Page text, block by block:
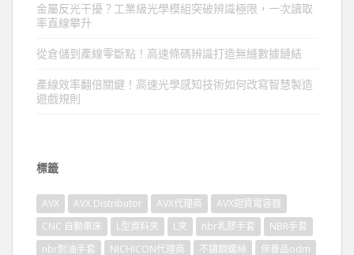
金屬反光干擾？工業級光學模組突破辨識極限，一次讀取
率直線攀升
從倉儲到產線零斷點！高速條碼辨識打造無縫數據鏈結
產線效率翻倍關鍵！高速光學感知技術如何改寫智慧製造
遊戲規則
標籤
AVX AVX Distributor AVX代理商
AVX鉭質電容器
CNC 自動車床
L型資料夾 L夾 nbr乳膠手套
NBR手套
nbr耐油手套
NICHICON代理商 不鏽鋼螺絲
保養品odm